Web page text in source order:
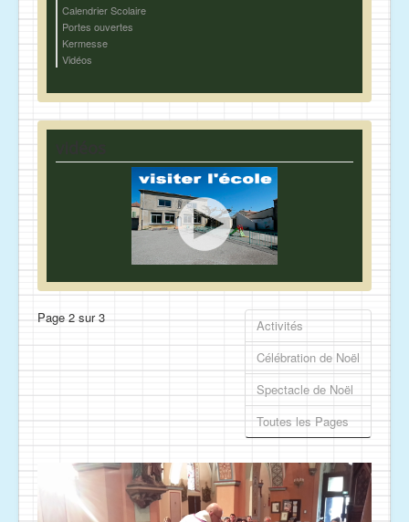
Calendrier Scolaire
Portes ouvertes
Kermesse
Vidéos
Activités
Célébration de Noël
Spectacle de Noël
Toutes les Pages
Page 2 sur 3